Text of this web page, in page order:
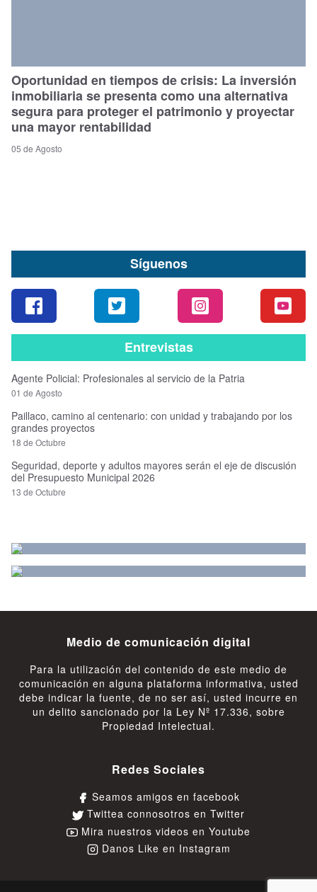
Oportunidad en tiempos de crisis: La inversión
inmobiliaria se presenta como una alternativa
segura para proteger el patrimonio y proyectar
una mayor rentabilidad
05 de Agosto
Síguenos
Entrevistas
Agente Policial: Profesionales al servicio de la Patria
01 de Agosto
Paillaco, camino al centenario: con unidad y trabajando por los
grandes proyectos
18 de Octubre
Seguridad, deporte y adultos mayores serán el eje de discusión
del Presupuesto Municipal 2026
13 de Octubre
Medio de comunicación digital
Para la utilización del contenido de este medio de
comunicación en alguna plataforma informativa, usted
debe indicar la fuente, de no ser así, usted incurre en
un delito sancionado por la Ley Nº 17.336, sobre
Propiedad Intelectual.
Redes Sociales
Seamos amigos en facebook
Twittea connosotros en Twitter
Mira nuestros videos en Youtube
Danos Like en Instagram